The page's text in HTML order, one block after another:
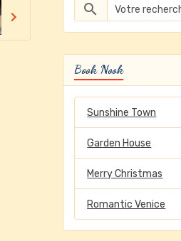
Book Nook
Sunshine Town
Garden House
Merry Christmas
Romantic Venice